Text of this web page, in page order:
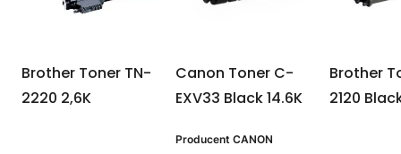
Brother Toner TN-
2220 2,6K
Canon Toner C-
EXV33 Black 14.6K
Producent CANON
Brother
2120